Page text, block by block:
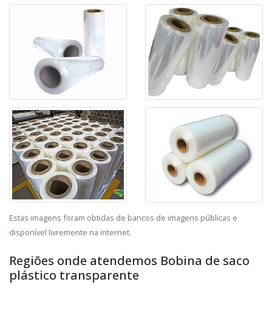
Estas imagens foram obtidas de bancos de imagens públicas e
disponível livremente na internet.
Regiões onde atendemos Bobina de saco
plástico transparente